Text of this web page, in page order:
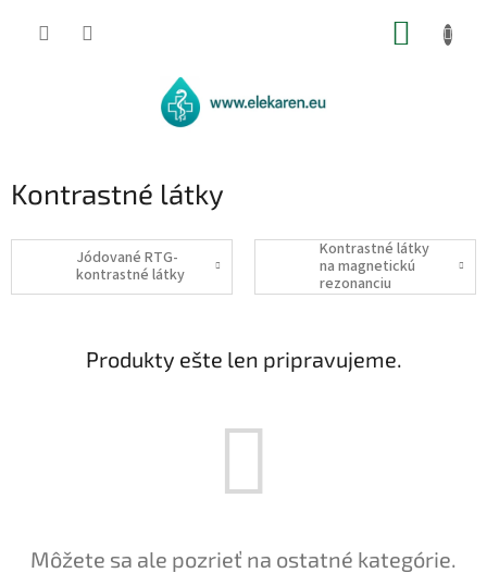
Kontrastné látky
Jódované RTG-
kontrastné látky
Kontrastné látky
na magnetickú
rezonanciu
Produkty ešte len pripravujeme.
Môžete sa ale pozrieť na ostatné kategórie.